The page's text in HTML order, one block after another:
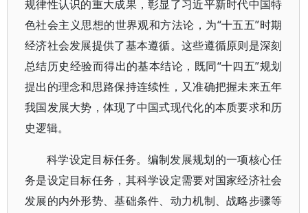
规律性认识的重大成果，彰显了习近平新时代中国特
色社会主义思想的世界观和方法论，为“十五五”时期
经济社会发展提供了基本遵循。这些遵循原则是深刻
总结历史经验而得出的基本结论，既同“十四五”规划
提出的理念和思路保持连续性，又准确把握未来五年
我国发展大势，体现了中国式现代化的本质要求和历
史逻辑。
科学设定目标任务。编制发展规划的一项核心任
务是设定目标任务，其科学设定需要对国家经济社会
发展的内外形势、基础条件、动力机制、战略步骤等